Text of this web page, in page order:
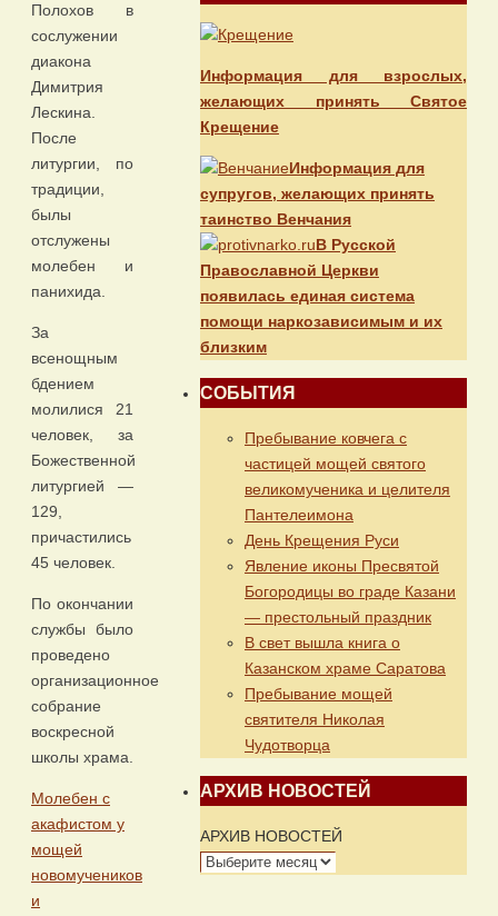
Полохов в
сослужении
диакона
Димитрия
Лескина.
После
литургии, по
традиции,
былы
отслужены
молебен и
панихида.
За
всенощным
бдением
молилися 21
человек, за
Божественной
литургией —
129,
причастились
45 человек.
По окончании
службы было
проведено
организационное
собрание
воскресной
школы храма.
Молебен с
акафистом у
мощей
новомучеников
и
Информация для взрослых,
желающих принять Святое
Крещение
Информация для
супругов, желающих принять
таинство Венчания
В Русской
Православной Церкви
появилась единая система
помощи наркозависимым и их
близким
СОБЫТИЯ
Пребывание ковчега с
частицей мощей святого
великомученика и целителя
Пантелеимона
День Крещения Руси
Явление иконы Пресвятой
Богородицы во граде Казани
— престольный праздник
В свет вышла книга о
Казанском храме Саратова
Пребывание мощей
святителя Николая
Чудотворца
АРХИВ НОВОСТЕЙ
АРХИВ НОВОСТЕЙ